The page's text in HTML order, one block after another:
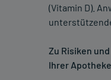
(Vitamin D).
Zu Risiken
Ihrer